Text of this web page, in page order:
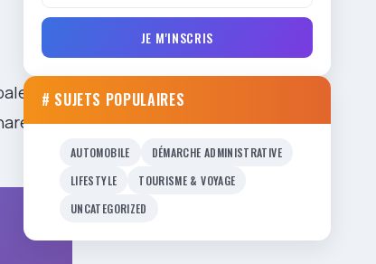
de
ou
JE M'INSCRIS
# SUJETS POPULAIRES
AUTOMOBILE
DÉMARCHE ADMINISTRATIVE
LIFESTYLE
TOURISME & VOYAGE
UNCATEGORIZED